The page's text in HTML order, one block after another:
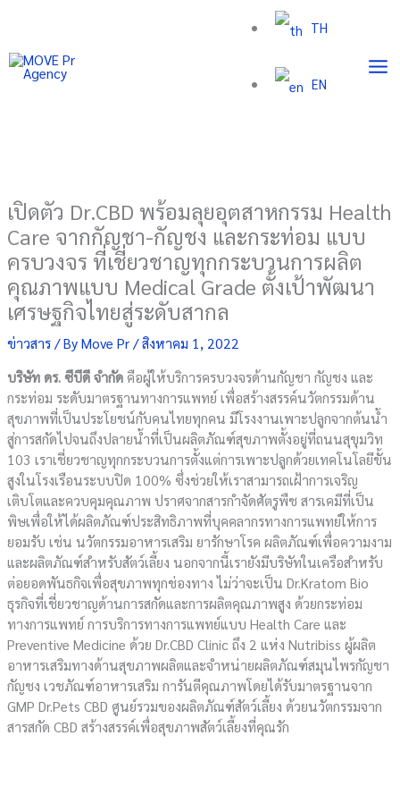
content
TH
EN
เปิดตัว Dr.CBD พร้อมลุยอุตสาหกรรม Health
Care จากกัญชา-กัญชง และกระท่อม แบบ
ครบวงจร ที่เชี่ยวชาญทุกกระบวนการผลิต
คุณภาพแบบ Medical Grade ตั้งเป้าพัฒนา
เศรษฐกิจไทยสู่ระดับสากล
ข่าวสาร/ ByMove Pr/สิงหาคม 1, 2022
บริษัท ดร. ซีบีดี จำกัด คือผู้ให้บริการครบวงจรด้านกัญชา กัญชง และ
กระท่อม ระดับมาตรฐานทางการแพทย์ เพื่อสร้างสรรค์นวัตกรรมด้าน
สุขภาพที่เป็นประโยชน์กับคนไทยทุกคน มีโรงงานเพาะปลูกจากต้นน้ำ
สู่การสกัดไปจนถึงปลายน้ำที่เป็นผลิตภัณฑ์สุขภาพตั้งอยู่ที่ถนนสุขุมวิท
103 เราเชี่ยวชาญทุกกระบวนการตั้งแต่การเพาะปลูกด้วยเทคโนโลยีขั้น
สูงในโรงเรือนระบบปิด 100% ซึ่งช่วยให้เราสามารถเฝ้าการเจริญ
เติบโตและควบคุมคุณภาพ ปราศจากสารกำจัดศัตรูพืช สารเคมีที่เป็น
พิษเพื่อให้ได้ผลิตภัณฑ์ประสิทธิภาพที่บุคคลากรทางการแพทย์ให้การ
ยอมรับ เช่น นวัตกรรมอาหารเสริม ยารักษาโรค ผลิตภัณฑ์เพื่อความงาม
และผลิตภัณฑ์สำหรับสัตว์เลี้ยง นอกจากนี้เรายังมีบริษัทในเครือสำหรับ
ต่อยอดพันธกิจเพื่อสุขภาพทุกช่องทาง ไม่ว่าจะเป็น Dr.Kratom Bio
ธุรกิจที่เชี่ยวชาญด้านการสกัดและการผลิตคุณภาพสูง ด้วยกระท่อม
ทางการแพทย์ การบริการทางการแพทย์แบบ Health Care และ
Preventive Medicine ด้วย Dr.CBD Clinic ถึง 2 แห่ง Nutribiss ผู้ผลิต
อาหารเสริมทางด้านสุขภาพผลิตและจำหน่ายผลิตภัณฑ์สมุนไพรกัญชา
กัญชง เวชภัณฑ์อาหารเสริม การันตีคุณภาพโดยได้รับมาตรฐานจาก
GMP Dr.Pets CBD ศูนย์รวมของผลิตภัณฑ์สัตว์เลี้ยง ด้วยนวัตกรรมจาก
สารสกัด CBD สร้างสรรค์เพื่อสุขภาพสัตว์เลี้ยงที่คุณรัก